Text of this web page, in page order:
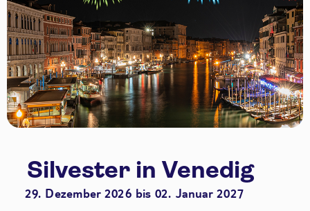
Silvester in Venedig
29. Dezember 2026 bis 02. Januar 2027